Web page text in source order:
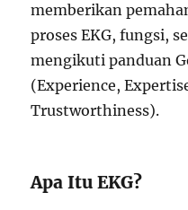
memberikan
proses EKG, fungsi,
mengikuti panduan
(Experience,
Trustworthiness).
Apa Itu EKG?